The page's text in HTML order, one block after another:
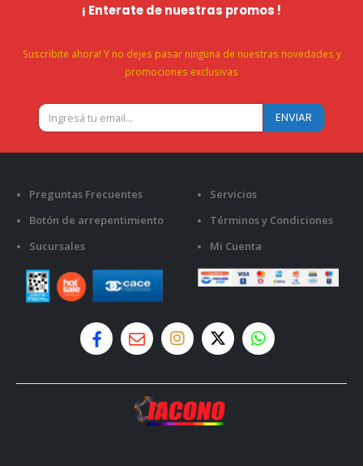
¡ Enterate de nuestras promos !
Suscribite ahora! Y no dejes pasar ninguna de nuestras novedades y
promociones exclusivas
Preguntas Frecuentes
Botón de arrepentimiento
Sucursales
Servicios
Términos y Condiciones
Mi Cuenta